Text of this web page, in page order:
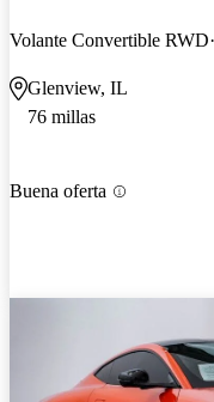
Volante Convertible RWD
Glenview, IL
76 millas
Buena oferta